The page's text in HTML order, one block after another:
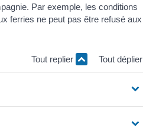
Par exemple, les conditions
ferries ne peut pas être refusé aux
Tout replier Tout déplier